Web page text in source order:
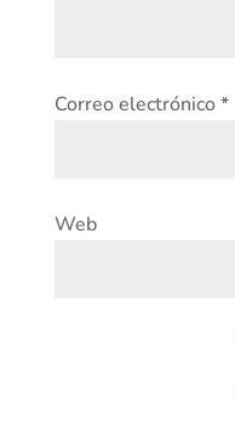
Correo electrónico*
Web